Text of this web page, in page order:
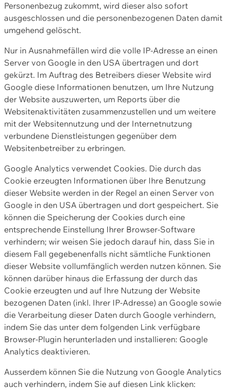
Personenbezug zukommt, wird dieser also sofort
ausgeschlossen und die personenbezogenen Daten damit
umgehend gelöscht.
Nur in Ausnahmefällen wird die volle IP-Adresse an einen
Server von Google in den USA übertragen und dort
gekürzt. Im Auftrag des Betreibers dieser Website wird
Google diese Informationen benutzen, um Ihre Nutzung
der Website auszuwerten, um Reports über die
Websitenaktivitäten zusammenzustellen und um weitere
mit der Websitennutzung und der Internetnutzung
verbundene Dienstleistungen gegenüber dem
Websitenbetreiber zu erbringen.
Google Analytics verwendet Cookies. Die durch das
Cookie erzeugten Informationen über Ihre Benutzung
dieser Website werden in der Regel an einen Server von
Google in den USA übertragen und dort gespeichert. Sie
können die Speicherung der Cookies durch eine
entsprechende Einstellung Ihrer Browser-Software
verhindern; wir weisen Sie jedoch darauf hin, dass Sie in
diesem Fall gegebenenfalls nicht sämtliche Funktionen
dieser Website vollumfänglich werden nutzen können. Sie
können darüber hinaus die Erfassung der durch das
Cookie erzeugten und auf Ihre Nutzung der Website
bezogenen Daten (inkl. Ihrer IP-Adresse) an Google sowie
die Verarbeitung dieser Daten durch Google verhindern,
indem Sie das unter dem folgenden Link verfügbare
Browser-Plugin herunterladen und installieren: Google
Analytics deaktivieren.
Ausserdem können Sie die Nutzung von Google Analytics
auch verhindern, indem Sie auf diesen Link klicken: